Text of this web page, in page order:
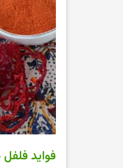
فواید